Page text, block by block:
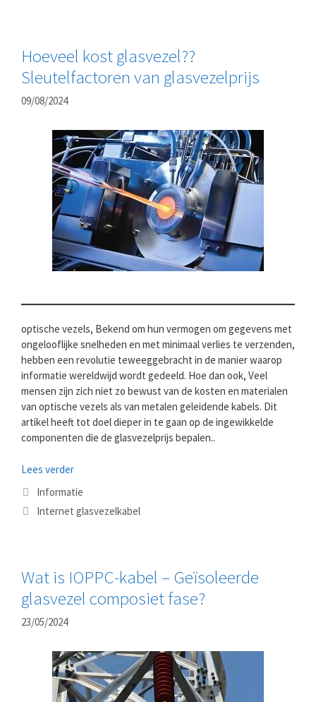
Hoeveel kost glasvezel??
Sleutelfactoren van glasvezelprijs
09/08/2024
optische vezels, Bekend om hun vermogen om gegevens met
ongelooflijke snelheden en met minimaal verlies te verzenden,
hebben een revolutie teweeggebracht in de manier waarop
informatie wereldwijd wordt gedeeld. Hoe dan ook, Veel
mensen zijn zich niet zo bewust van de kosten en materialen
van optische vezels als van metalen geleidende kabels. Dit
artikel heeft tot doel dieper in te gaan op de ingewikkelde
componenten die de glasvezelprijs bepalen..
Lees verder
Categorieën
Informatie
Tags
Internet glasvezelkabel
Wat is IOPPC-kabel – Geïsoleerde
glasvezel composiet fase?
23/05/2024